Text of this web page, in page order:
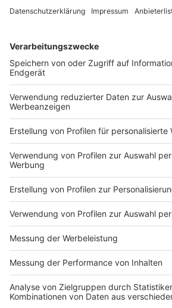
Verkäufer und Kunden zwar
Marktständen ist eine Maske
zwingend“.
Entgegen einiger Forderungen
Gesundheitsminister Laumann
das - wenn überhaupt - nur
Ursache für ansteigende Zahlen
klar sei.„Wenn sich vier
der Kneipe treffen, warum sollen
Bier dazu trinken, wenn der Wirt
bei 60 Grad spült?“.
In NRW istkeine
Arbeitsplatz in Büros und
sehe keinen Anlass dafür, dass
Berlin allgemeine Regelungen
und Büros hinweg geben
Corona-Infektionen am
rund sechs Prozent aller